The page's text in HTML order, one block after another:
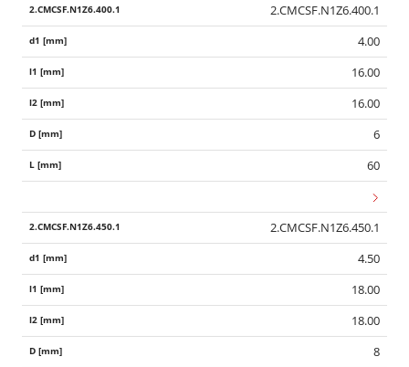
2.CMCSF.N1Z6.400.1
4.00
16.00
16.00
6
60
2.CMCSF.N1Z6.450.1
4.50
18.00
18.00
8